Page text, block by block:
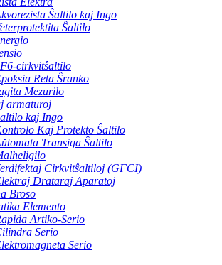
Ŝaltilo kaj Ingo
Ŝaltilo
cirkvitŝaltilo
Reta Ŝranko
Mezurilo
armaturoj
kaj Ingo
Kaj Protekto Ŝaltilo
Transiga Ŝaltilo
Cirkvitŝaltiloj (GFCI)
Drataraj Aparatoj
Broso
Elemento
Artiko-Serio
Serio
Serio